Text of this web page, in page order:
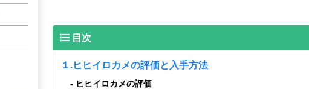
目次
１.ヒヒイロカメの評価と入手方法
ヒヒイロカメの評価